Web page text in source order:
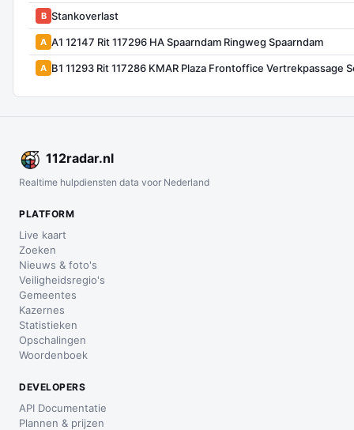
B Stankoverlast
A A1 12147 Rit 117296 HA Spaarndam Ringweg Spaarndam
A B1 11293 Rit 117286 KMAR Plaza Frontoffice Vertrekpassage
112radar.nl
Realtime hulpdiensten data voor Nederland
PLATFORM
Live kaart
Zoeken
Nieuws & foto's
Veiligheidsregio's
Gemeentes
Kazernes
Statistieken
Opschalingen
Woordenboek
DEVELOPERS
API Documentatie
Plannen & prijzen